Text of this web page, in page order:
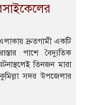
দ্রুতগামী একটি
পাশে বৈদ্যুতিক
তিনজন মারা
সদর উপজেলার